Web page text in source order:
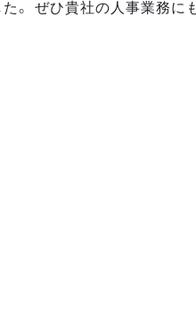
。 ぜひ貴社の人事業務に